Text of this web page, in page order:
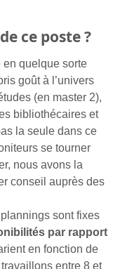
ce poste ?
en quelque sorte
goût à l’univers
(en master 2),
bibliothécaires et
la seule dans ce
se tourner
nous avons la
conseil auprès des
sont fixes
par rapport
en fonction de
entre 8 et